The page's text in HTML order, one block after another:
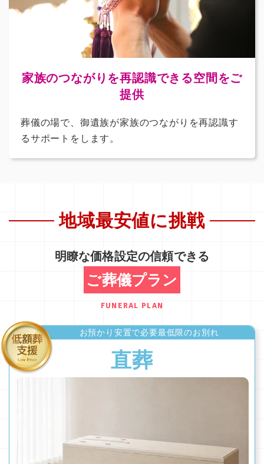
家族のつながりを再認識できる空間をご
提供
葬儀の場で、御遺族が家族のつながりを再認識す
るサポートをします。
地域最安値に挑戦
明瞭な価格設定の信頼できる
ご葬儀プラン
FUNERAL PLAN
お預かり安置で必要最低限のお別れ
直葬